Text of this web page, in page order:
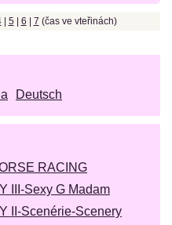
| 5| 6 7 (čas ve vteřinách)
Deutsch
RACING
III-Sexy G Madam
II-Scenérie-Scenery